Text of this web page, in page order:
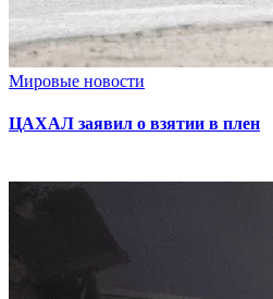
Мировые новости
ЦАХАЛ заявил о взятии в плен